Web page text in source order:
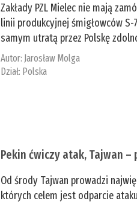
Zakłady PZL Mielec nie mają
linii produkcyjnej śmigłowców
samym utratą przez Polskę
Autor: Jarosław Molga
Dział: Polska
Pekin ćwiczy atak, Tajwan
Od środy Tajwan prowadzi
których celem jest odparcie